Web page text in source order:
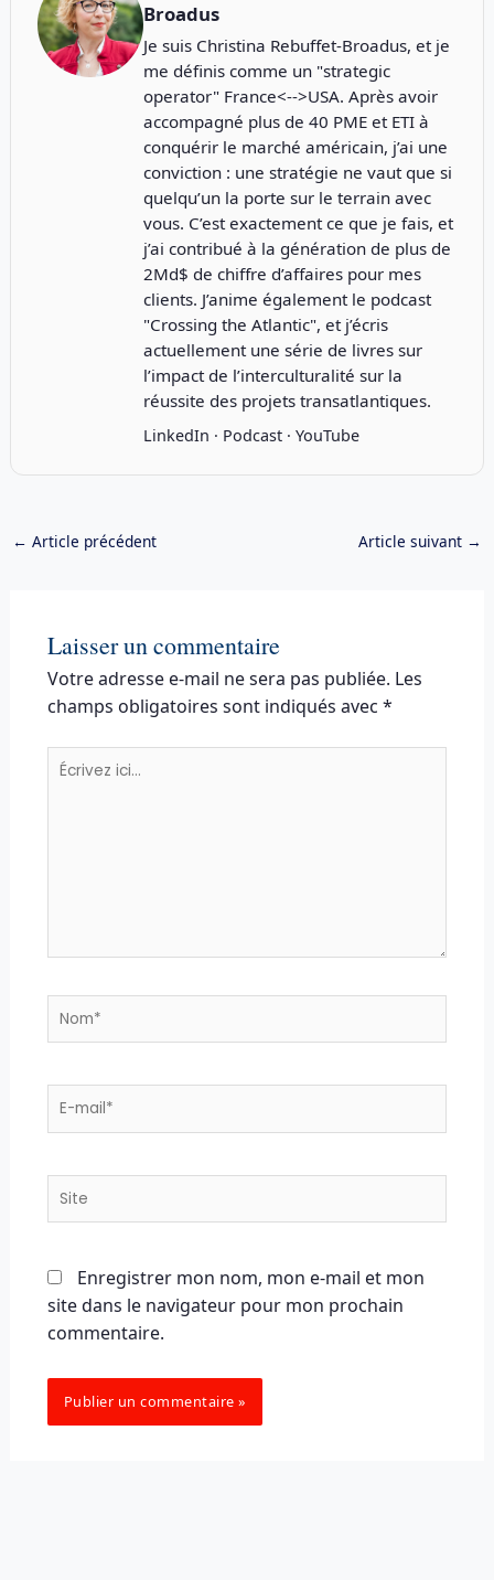
Broadus
Je suis Christina Rebuffet-Broadus, et je
me définis comme un "strategic
operator" France<-->USA. Après avoir
accompagné plus de 40 PME et ETI à
conquérir le marché américain, j’ai une
conviction : une stratégie ne vaut que si
quelqu’un la porte sur le terrain avec
vous. C’est exactement ce que je fais, et
j’ai contribué à la génération de plus de
2Md$ de chiffre d’affaires pour mes
clients. J’anime également le podcast
"Crossing the Atlantic", et j’écris
actuellement une série de livres sur
l’impact de l’interculturalité sur la
réussite des projets transatlantiques.
LinkedIn · Podcast· YouTube
← Article précédent Article suivant →
Laisser un commentaire
Votre adresse e-mail ne sera pas publiée. Les
champs obligatoires sont indiqués avec *
Écrivez
Nom*
E-
Site
Enregistrer mon nom, mon e-mail et mon
site dans le navigateur pour mon prochain
commentaire.